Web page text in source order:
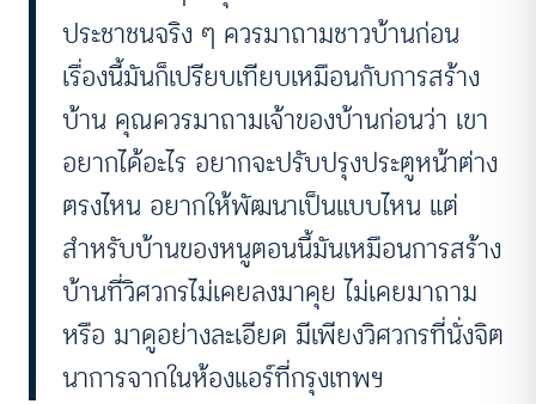
ประชาชนจริง ๆ ควรมาถามชาวบ้านก่อน
เรื่องนี้มันก็เปรียบเทียบเหมือนกับการสร้าง
บ้าน คุณควรมาถามเจ้าของบ้านก่อนว่า เขา
อยากได้อะไร อยากจะปรับปรุงประตูหน้าต่าง
ตรงไหน อยากให้พัฒนาเป็นแบบไหน แต่
สำหรับบ้านของหนูตอนนี้มันเหมือนการสร้าง
บ้านที่วิศวกรไม่เคยลงมาคุย ไม่เคยมาถาม
หรือ มาดูอย่างละเอียด มีเพียงวิศวกรที่นั่งจิต
นาการจากในห้องแอร์ที่กรุงเทพฯ